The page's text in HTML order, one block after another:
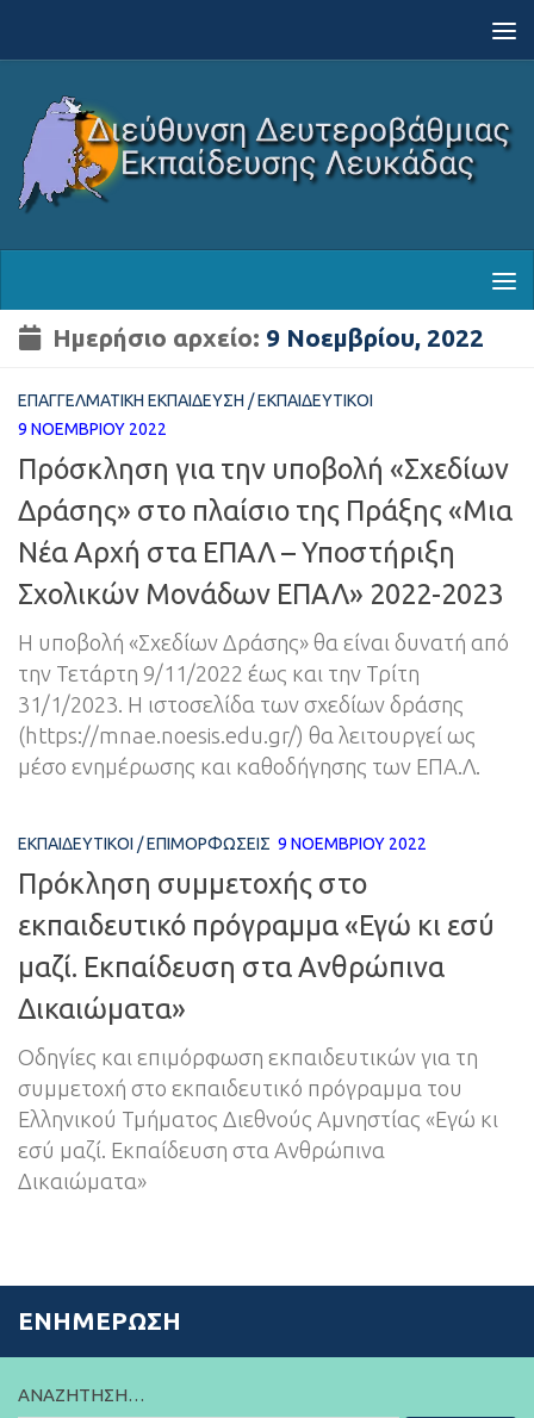
Ημερήσιο αρχείο: 9 Νοεμβρίου, 2022
ΕΠΑΓΓΕΛΜΑΤΙΚΉ ΕΚΠΑΊΔΕΥΣΗ /ΕΚΠΑΙΔΕΥΤΙΚΟΊ
9 ΝΟΕΜΒΡΊΟΥ 2022
Πρόσκληση για την υποβολή «Σχεδίων
Δράσης» στο πλαίσιο της Πράξης «Μια
Νέα Αρχή στα ΕΠΑΛ – Υποστήριξη
Σχολικών Μονάδων ΕΠΑΛ» 2022-2023
Η υποβολή «Σχεδίων Δράσης» θα είναι δυνατή από
την Τετάρτη 9/11/2022 έως και την Τρίτη
31/1/2023. Η ιστοσελίδα των σχεδίων δράσης
(https://mnae.noesis.edu.gr/) θα λειτουργεί ως
μέσο ενημέρωσης και καθοδήγησης των ΕΠΑ.Λ.
ΕΚΠΑΙΔΕΥΤΙΚΟΊ /ΕΠΙΜΟΡΦΏΣΕΙΣ 9 ΝΟΕΜΒΡΊΟΥ 2022
Πρόκληση συμμετοχής στο
εκπαιδευτικό πρόγραμμα «Εγώ κι εσύ
μαζί. Εκπαίδευση στα Ανθρώπινα
Δικαιώματα»
Οδηγίες και επιμόρφωση εκπαιδευτικών για τη
συμμετοχή στο εκπαιδευτικό πρόγραμμα του
Ελληνικού Τμήματος Διεθνούς Αμνηστίας «Εγώ κι
εσύ μαζί. Εκπαίδευση στα Ανθρώπινα
Δικαιώματα»
ΕΝΗΜΈΡΩΣΗ
ΑΝΑΖΉΤΗΣΗ…